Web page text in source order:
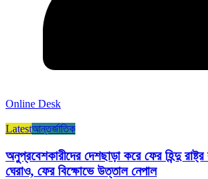
Online Desk
Latestআন্তর্জাতিক
অনুপ্রবেশকারীদের দেশছাড়া করে ফের হিন্দু
ঘেরাও, ফের বিক্ষোভে উত্তাল নেপাল